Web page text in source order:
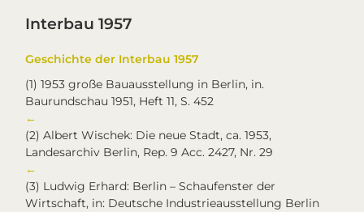
Interbau 1957
Geschichte der Interbau 1957
(1) 1953 große Bauausstellung in Berlin, in.
Baurundschau 1951, Heft 11, S. 452
←
(2) Albert Wischek: Die neue Stadt, ca. 1953,
Landesarchiv Berlin, Rep. 9 Acc. 2427, Nr. 29
←
(3) Ludwig Erhard: Berlin – Schaufenster der
Wirtschaft, in: Deutsche Industrieausstellung Berlin